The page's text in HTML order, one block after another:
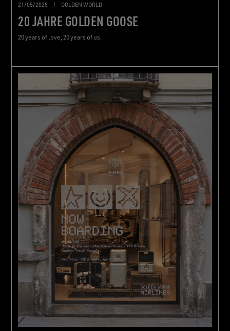
21/05/2025 GOLDEN WORLD
20 JAHRE GOLDEN GOOSE
20 years of love, 20 years of us.